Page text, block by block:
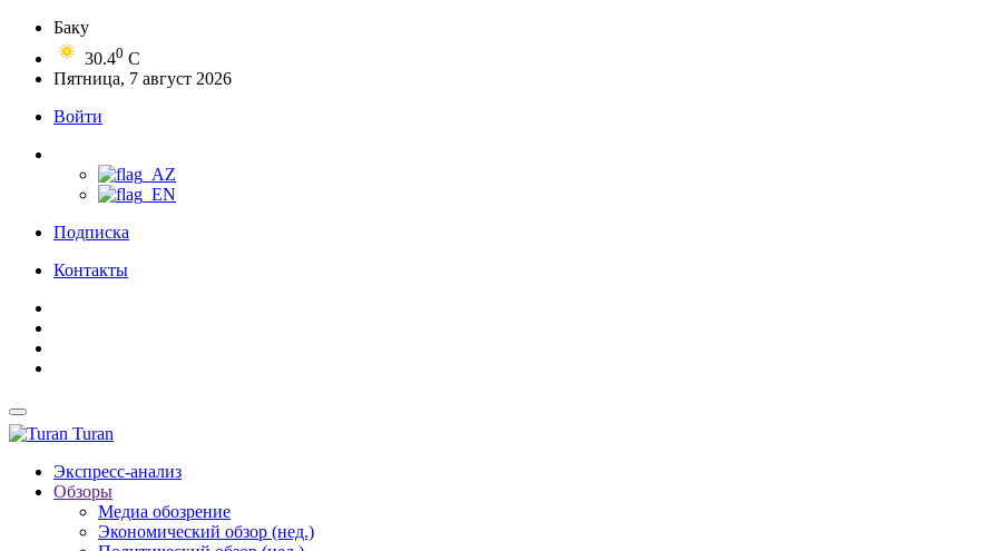
Баку
30.40 C
Пятница, 7 август 2026
Войти
Подписка
Контакты
Turan
Экспресс-анализ
Обзоры
Медиа обозрение
Экономический обзор (нед.)